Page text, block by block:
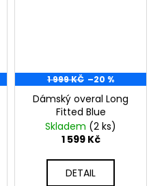
1 999 KČ –20 %
Dámský overal Long
Fitted Blue
Skladem (2 ks)
1 599 Kč
DETAIL